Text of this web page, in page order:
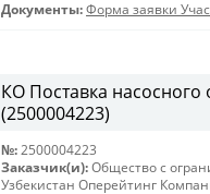
Документы: Форма заявки
КО Поставка
(2500004223)
№: 2500004223
Заказчик(и): Общество с
Узбекистан Оперейтинг